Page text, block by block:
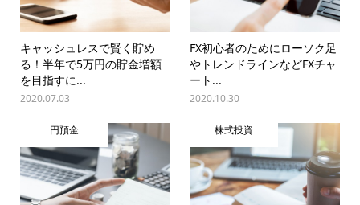
キャッシュレスで賢く貯め
る！半年で5万円の貯金増額
を目指すに...
2020.07.03
FX初心者のためにローソク足
やトレンドラインなどFXチャ
ート...
2020.10.30
円預金 株式投資